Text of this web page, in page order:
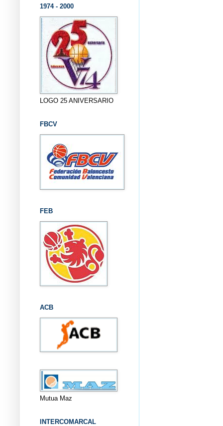
1974 - 2000
LOGO 25 ANIVERSARIO
FBCV
FEB
ACB
Mutua Maz
INTERCOMARCAL